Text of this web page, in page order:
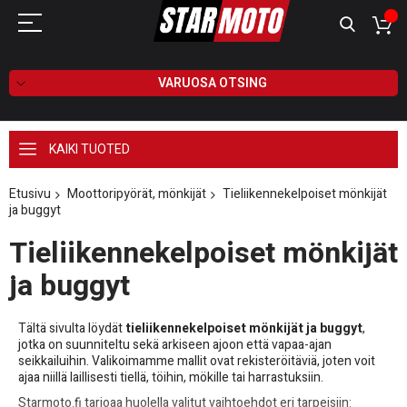
VARUOSA OTSING
KAIKI TUOTED
Etusivu Moottoripyörät, mönkijät
Tieliikennekelpoiset mönkijät
ja buggyt
Tieliikennekelpoiset mönkijät
ja buggyt
Tältä sivulta löydättieliikennekelpoiset mönkijät ja buggyt,
jotka on suunniteltu sekä arkiseen ajoon että vapaa-ajan
seikkailuihin. Valikoimamme mallit ovat rekisteröitäviä, joten voit
ajaa niillä laillisesti tiellä, töihin, mökille tai harrastuksiin.
Starmoto.fi tarjoaa huolella valitut vaihtoehdot eri tarpeisiin: